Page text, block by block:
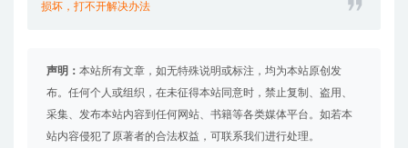
损坏，打不开解决办法
声明： 本站所有文章，如无特殊说明或标注，均为本站原创发
布。任何个人或组织，在未征得本站同意时，禁止复制、盗用、
采集、发布本站内容到任何网站、书籍等各类媒体平台。如若本
站内容侵犯了原著者的合法权益，可联系我们进行处理。